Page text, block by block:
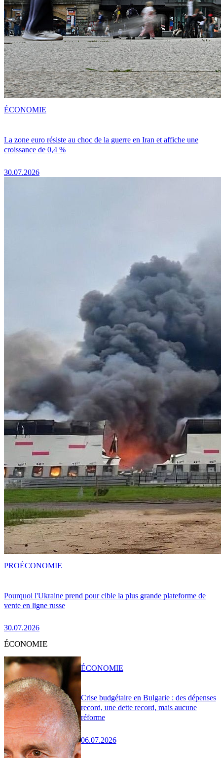
La zone euro résiste au choc de la guerre en Iran et affiche une
croissance de 0,4 %
30.07.2026
ÉCONOMIE
Pourquoi l'Ukraine prend pour cible la plus grande plateforme de
vente en ligne russe
30.07.2026
PROÉCONOMIE
ÉCONOMIE
Crise budgétaire en Bulgarie : des dépenses
record, une dette record, mais aucune
réforme
06.07.2026
ÉCONOMIE